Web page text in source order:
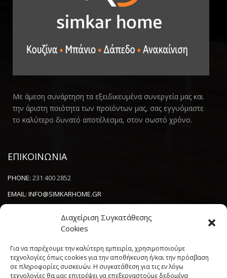
Διαχείριση Συγκατάθεσης
Cookies
Για να παρέχουμε την καλύτερη εμπειρία, χρησιμοποιούμε
τεχνολογίες όπως cookies για την αποθήκευση ή/και την πρόσβαση
σε πληροφορίες συσκευών. Η συγκατάθεση για τις εν λόγω
τεχνολογίες θα μας επιτρέψει να επεξεργαστούμε δεδομένα
Με άμεση συνάρτηση τα εξειδικευμένα συνεργεία μας και
την άριστη ποιότητα των προϊόντων μας, σας εγγυόμαστε
το καλύτερο δυνατό αποτέλεσμα, στον σωστό χρόνο.
ΕΠΙΚΟΙΝΩΝΙΑ
PHONE: 231 400 2852
EMAIL: INFO@SIMKARHOME.GR
NEWSLETTER
----------------------